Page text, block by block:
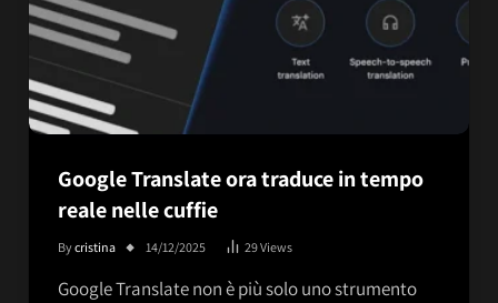
Google Translate ora traduce in tempo
reale nelle cuffie
Bycristina 14/12/2025 29Views
Google Translate non è più solo uno strumento